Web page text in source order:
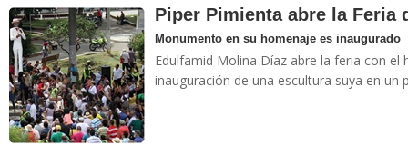
Piper Pimienta abre la Feria
Monumento en su homenaje es inaugurado
Edulfamid Molina Díaz abre la feria con
inauguración de una escultura suya en un